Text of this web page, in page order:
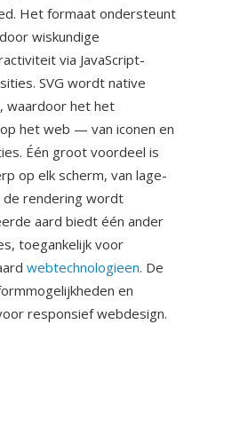
Het formaat ondersteunt
wiskundige
via JavaScript-
SVG wordt native
waardoor het het
het web — van iconen en
Één groot voordeel is
op elk scherm, van lage-
rendering wordt
aard biedt één ander
toegankelijk voor
webtechnologieen. De
en
responsief webdesign.